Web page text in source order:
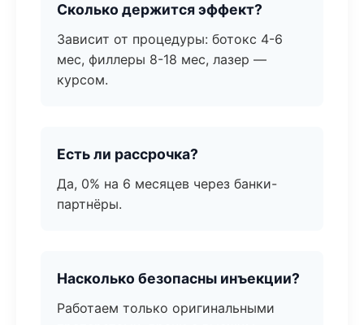
Сколько держится эффект?
Зависит от процедуры: ботокс 4-6
мес, филлеры 8-18 мес, лазер —
курсом.
Есть ли рассрочка?
Да, 0% на 6 месяцев через банки-
партнёры.
Насколько безопасны инъекции?
Работаем только оригинальными